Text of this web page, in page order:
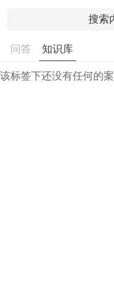
问答 知识库
该标签下还没有任何的